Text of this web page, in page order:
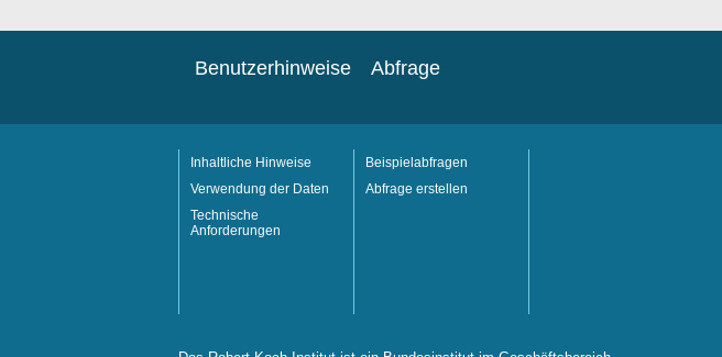
Benutzerhinweise
Inhaltliche Hinweise
Verwendung der Daten
Technische
Anforderungen
Abfrage
Beispielabfragen
Abfrage erstellen